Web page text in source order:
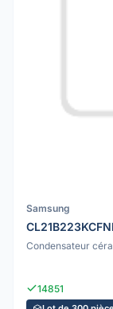
Samsung
Condensateur
14851